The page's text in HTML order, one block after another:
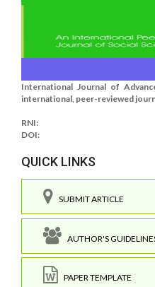
International Journal of
international, peer-reviewed
RNI:
DOI:
QUICK LINKS
SUBMIT ARTICLE
AUTHOR'S
PAPER TEMPLATE